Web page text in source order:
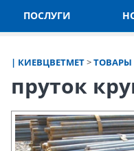
ПОСЛУГИ
| КИЕВЦВЕТМЕТ>ТОВАРЫ
пруток